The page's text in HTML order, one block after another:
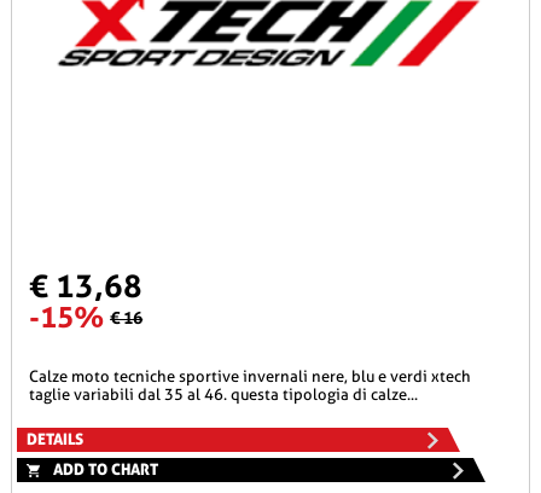
€ 13,68
-15% € 16
calze moto tecniche sportive invernali nere, blu e verdi xtech
taglie variabili dal 35 al 46. questa tipologia di calze...
DETAILS
ADD TO CHART